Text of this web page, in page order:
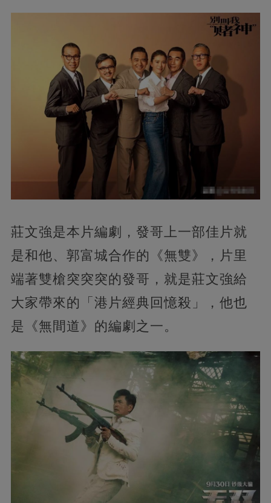
莊文強是本片編劇，發哥上一部佳片就
是和他、郭富城合作的《無雙》，片里
端著雙槍突突突的發哥，就是莊文強給
大家帶來的「港片經典回憶殺」，他也
是《無間道》的編劇之一。